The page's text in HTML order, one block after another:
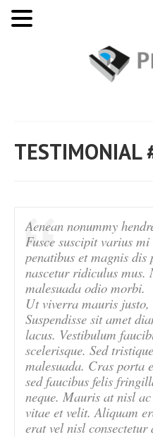
TESTIMONIAL
Aenean nonummy
Fusce suscipit varius
penatibus et magnis dis
nascetur ridiculus mus.
malesuada odio morbi.
Ut viverra mauris
Suspendisse sit amet
lacus. Vestibulum
scelerisque. Sed
malesuada. Cras porta
sed faucibus felis
neque. Mauris at nisl
vitae et velit. Aliquam
erat vel nisl consectetur